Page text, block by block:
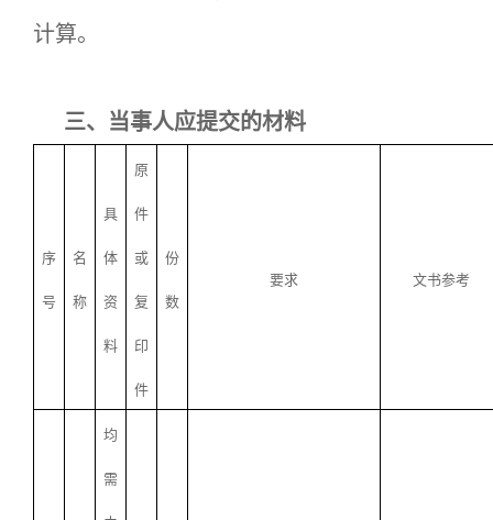
计算。
三、当事人应提交的材料
序
号
名
称
具
体
资
料
原
件
或
复
印
件
份
数
要求 文书参考
均
需